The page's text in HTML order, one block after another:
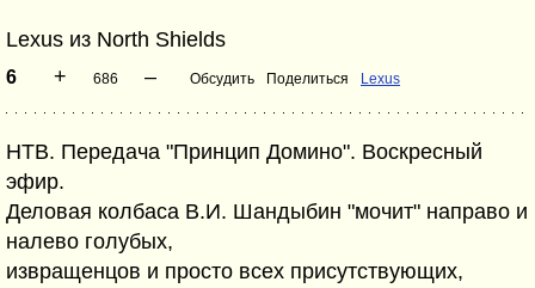
Lexus из North Shields
6 + 686 – Обсудить Поделиться Lexus
НТВ. Передача "Принцип Домино". Воскресный
эфир.
Деловая колбаса В.И. Шандыбин "мочит" направо и
налево голубых,
извращенцов и просто всех присутствующих,